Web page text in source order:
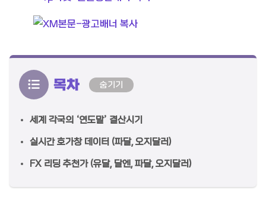
목차 숨기기
세계 각국의 ‘연도말’ 결산시기
실시간 호가창 데이터 (파달, 오지달러)
FX 리딩 추천가 (유달, 달엔, 파달, 오지달러)